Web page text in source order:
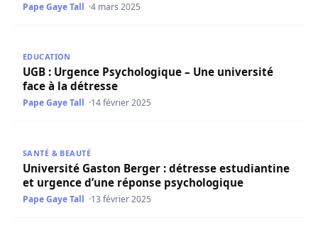
Pape Gaye Tall 4 mars 2025
EDUCATION
UGB : Urgence Psychologique – Une université
face à la détresse
Pape Gaye Tall 14 février 2025
SANTÉ & BEAUTÉ
Université Gaston Berger : détresse estudiantine
et urgence d’une réponse psychologique
Pape Gaye Tall 13 février 2025